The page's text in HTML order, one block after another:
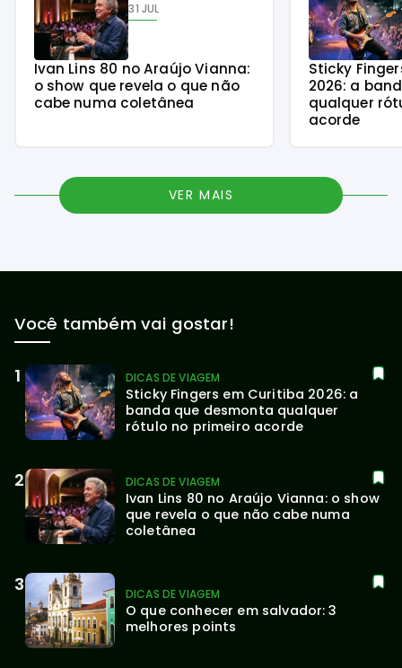
31 JUL
Ivan Lins 80 no Araújo Vianna:
o show que revela o que não
cabe numa coletânea
Sticky
2026: a
qualquer
acorde
VER MAIS
Você também vai gostar!
DICAS DE VIAGEM
Sticky Fingers em Curitiba 2026: a
banda que desmonta qualquer
rótulo no primeiro acorde
DICAS DE VIAGEM
Ivan Lins 80 no Araújo Vianna: o show
que revela o que não cabe numa
coletânea
DICAS DE VIAGEM
O que conhecer em salvador: 3
melhores points